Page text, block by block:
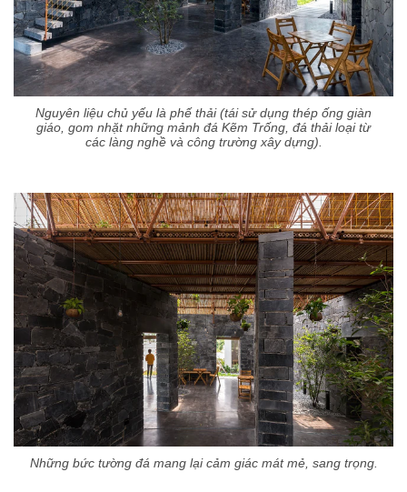
Nguyên liệu chủ yếu là phế thải (tái sử dụng thép ống giàn
giáo, gom nhặt những mảnh đá Kẽm Trống, đá thải loại từ
các làng nghề và công trường xây dựng).
Những bức tường đá mang lại cảm giác mát mẻ, sang trọng.